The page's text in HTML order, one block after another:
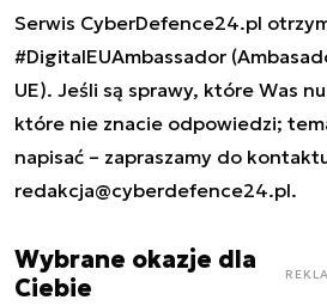
Serwis CyberDefence24.pl
#DigitalEUAmbassador
UE). Jeśli są sprawy, które Was
które nie znacie odpowiedzi;
napisać – zapraszamy do
redakcja@cyberdefence24.pl.
Wybrane okazje dla
Ciebie